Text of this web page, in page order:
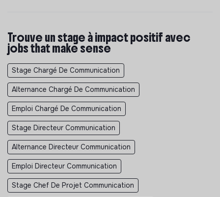
Trouve un stage à impact positif avec
jobs that make sense
Stage Chargé De Communication
Alternance Chargé De Communication
Emploi Chargé De Communication
Stage Directeur Communication
Alternance Directeur Communication
Emploi Directeur Communication
Stage Chef De Projet Communication